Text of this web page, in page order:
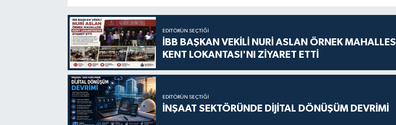
EDITÖRÜN SEÇTIĞI
İBB BAŞKAN VEKİLİ NURİ ASLAN ÖRNEK MAHALLESİ
KENT LOKANTASI'NI ZİYARET ETTİ
EDITÖRÜN SEÇTIĞI
İNŞAAT SEKTÖRÜNDE DİJİTAL DÖNÜŞÜM DEVRİMİ